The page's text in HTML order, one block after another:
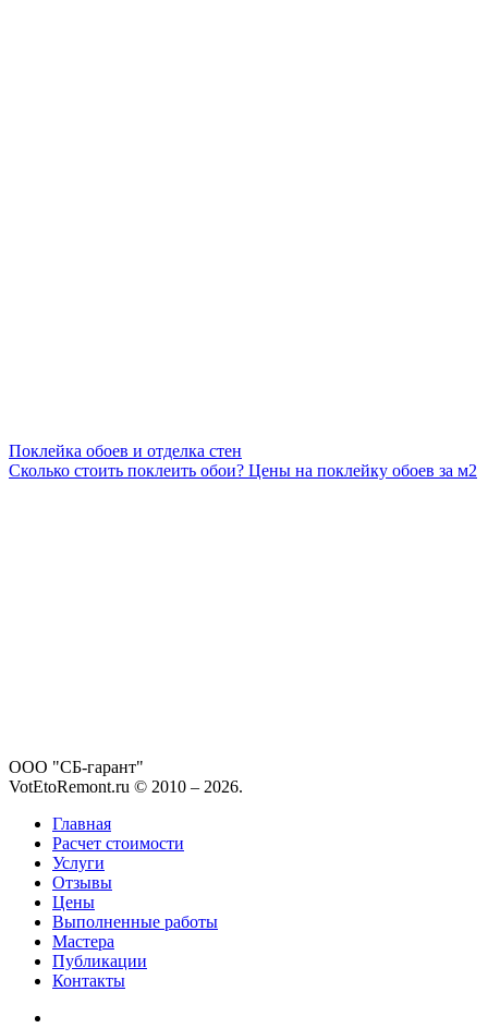
Поклейка обоев и отделка стен
Сколько стоить поклеить обои? Цены на поклейку обоев за м2
ООО "СБ-гарант"
VotEtoRemont.ru © 2010 – 2026.
Главная
Расчет стоимости
Услуги
Отзывы
Цены
Выполненные работы
Мастера
Публикации
Контакты